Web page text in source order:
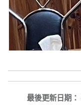
最後更新日期：